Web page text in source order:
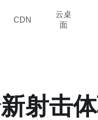
CDN
云桌
面
射击